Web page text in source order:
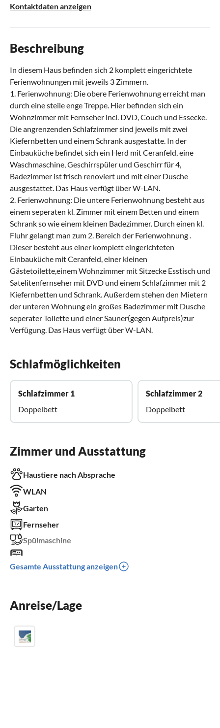
Kontaktdaten anzeigen
Beschreibung
In diesem Haus befinden sich 2 komplett eingerichtete
Ferienwohnungen mit jeweils 3 Zimmern.
1. Ferienwohnung: Die obere Ferienwohnung erreicht man
durch eine steile enge Treppe. Hier befinden sich ein
Wohnzimmer mit Fernseher incl. DVD, Couch und Essecke.
Die angrenzenden Schlafzimmer sind jeweils mit zwei
Kiefernbetten und einem Schrank ausgestatte. In der
Einbauküche befindet sich ein Herd mit Ceranfeld, eine
Waschmaschine, Geschirrspüler und Geschirr für 4,
Badezimmer ist frisch renoviert und mit einer Dusche
ausgestattet. Das Haus verfügt über W-LAN.
2. Ferienwohnung: Die untere Ferienwohnung besteht aus
einem seperaten kl. Zimmer mit einem Betten und einem
Schrank so wie einem kleinen Badezimmer. Durch einen kl.
Fluhr gelangt man zum 2. Bereich der Ferienwohnung .
Dieser besteht aus einer komplett eingerichteten
Einbauküche mit Ceranfeld, einer kleinen
Gästetoilette,einem Wohnzimmer mit Sitzecke Esstisch und
Satelitenfernseher mit DVD und einem Schlafzimmer mit 2
Kiefernbetten und Schrank. Außerdem stehen den Mietern
der unteren Wohnung ein großes Badezimmer mit Dusche
seperater Toilette und einer Sauner(gegen Aufpreis)zur
Verfügung. Das Haus verfügt über W-LAN.
Schlafmöglichkeiten
Schlafzimmer 1
Doppelbett
Schlafzimmer 2
Doppelbett
Zimmer und Ausstattung
Haustiere nach Absprache
WLAN
Garten
Fernseher
Spülmaschine
Kinder willkommen
Gesamte Ausstattung anzeigen
Anreise/Lage